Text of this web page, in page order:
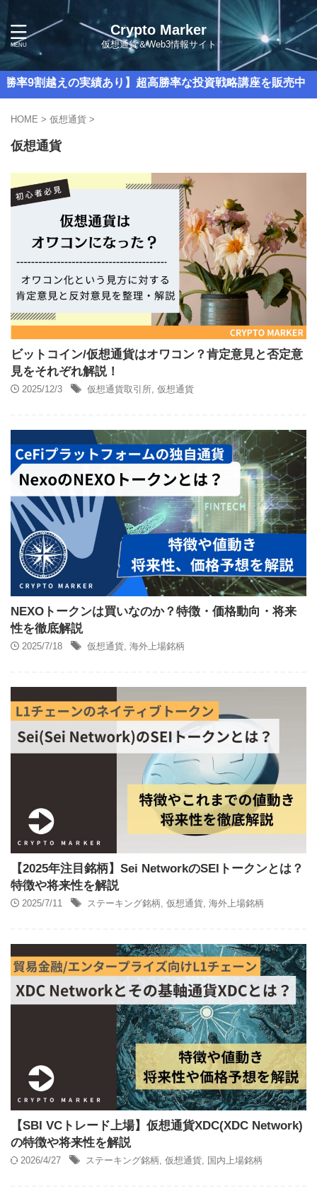
Crypto Marker
仮想通貨＆Web3情報サイト
えの実績あり】超高勝率な投資戦略講座を販売中！
HOME > 仮想通貨 >
仮想通貨
ビットコイン/仮想通貨はオワコン？肯定意見と否定意
見をそれぞれ解説！
2025/12/3 仮想通貨取引所, 仮想通貨
NEXOトークンは買いなのか？特徴・価格動向・将来
性を徹底解説
2025/7/18 仮想通貨, 海外上場銘柄
【2025年注目銘柄】Sei NetworkのSEIトークンとは？
特徴や将来性を解説
2025/7/11 ステーキング銘柄, 仮想通貨, 海外上場銘柄
【SBI VCトレード上場】仮想通貨XDC(XDC Network)
の特徴や将来性を解説
2026/4/27 ステーキング銘柄, 仮想通貨, 国内上場銘柄